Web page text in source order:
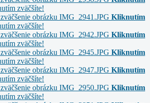
zväčšíte!
Kliknutím
zväčšíte!
Kliknutím
zväčšíte!
Kliknutím
zväčšíte!
Kliknutím
zväčšíte!
Kliknutím
zväčšíte!